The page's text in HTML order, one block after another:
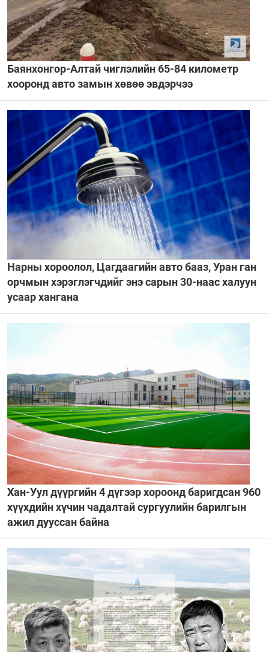
Баянхонгор-Алтай чиглэлийн 65-84 километр
хооронд авто замын хөвөө эвдэрчээ
Нарны хороолол, Цагдаагийн авто бааз, Уран ган
орчмын хэрэглэгчдийг энэ сарын 30-наас халуун
усаар хангана
Хан-Уул дүүргийн 4 дүгээр хороонд баригдсан 960
хүүхдийн хүчин чадалтай сургуулийн барилгын
ажил дууссан байна